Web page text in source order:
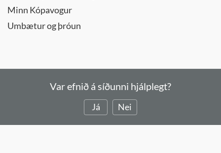
Minn Kópavogur
Umbætur og þróun
Var efnið á síðunni hjálplegt?
Já Nei